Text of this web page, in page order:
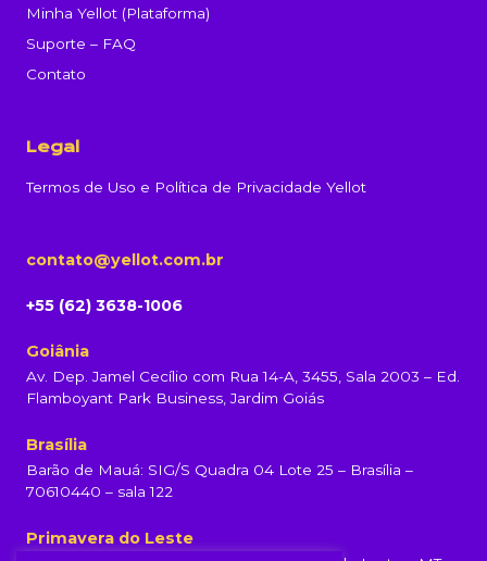
Minha Yellot (Plataforma)
Suporte – FAQ
Contato
Legal
Termos de Uso e Política de Privacidade Yellot
contato@yellot.com.br
+55 (62) 3638-1006
Goiânia
Av. Dep. Jamel Cecílio com Rua 14-A, 3455, Sala 2003 – Ed.
Flamboyant Park Business, Jardim Goiás
Brasília
Barão de Mauá: SIG/S Quadra 04 Lote 25 – Brasília –
70610440 – sala 122
Primavera do Leste